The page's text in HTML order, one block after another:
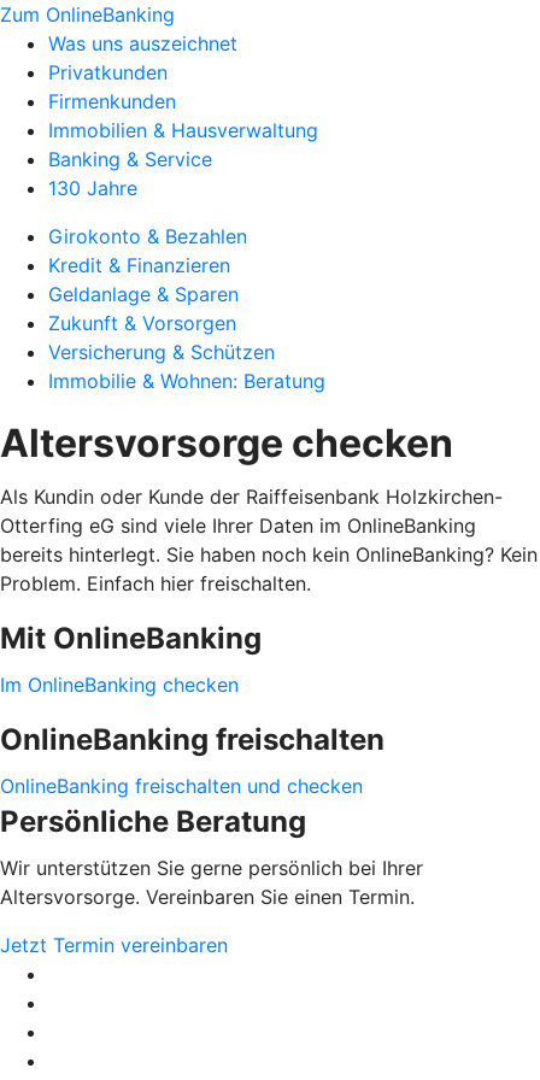
Zum OnlineBanking
Was uns auszeichnet
Privatkunden
Firmenkunden
Immobilien & Hausverwaltung
Banking & Service
130 Jahre
Girokonto & Bezahlen
Kredit & Finanzieren
Geldanlage & Sparen
Zukunft & Vorsorgen
Versicherung & Schützen
Immobilie & Wohnen: Beratung
Altersvorsorge checken
Als Kundin oder Kunde der Raiffeisenbank Holzkirchen-
Otterfing eG sind viele Ihrer Daten im OnlineBanking
bereits hinterlegt. Sie haben noch kein OnlineBanking? Kein
Problem. Einfach hier freischalten.
Mit OnlineBanking
Im OnlineBanking checken
OnlineBanking freischalten
OnlineBanking freischalten und checken
Persönliche Beratung
Wir unterstützen Sie gerne persönlich bei Ihrer
Altersvorsorge. Vereinbaren Sie einen Termin.
Jetzt Termin vereinbaren